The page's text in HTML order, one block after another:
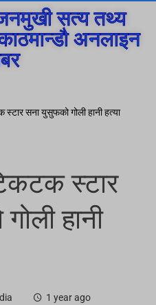
सत्य तथ्य
अनलाइन
स्टार सना युसुफको गोली हानी हत्या
स्टार
हानी
1 year ago